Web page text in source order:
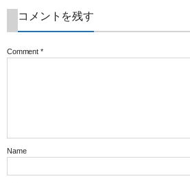
コメントを残す
Comment *
Name